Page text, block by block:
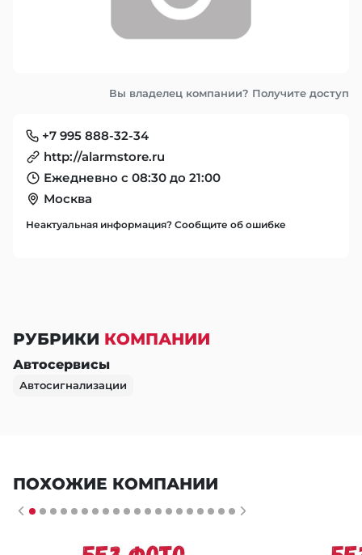
Вы владелец компании? Получите доступ
+7 995 888-32-34
http://alarmstore.ru
Ежедневно с 08:30 до 21:00
Москва
Неактуальная информация? Сообщите об ошибке
РУБРИКИ КОМПАНИИ
Автосервисы
Автосигнализации
ПОХОЖИЕ КОМПАНИИ